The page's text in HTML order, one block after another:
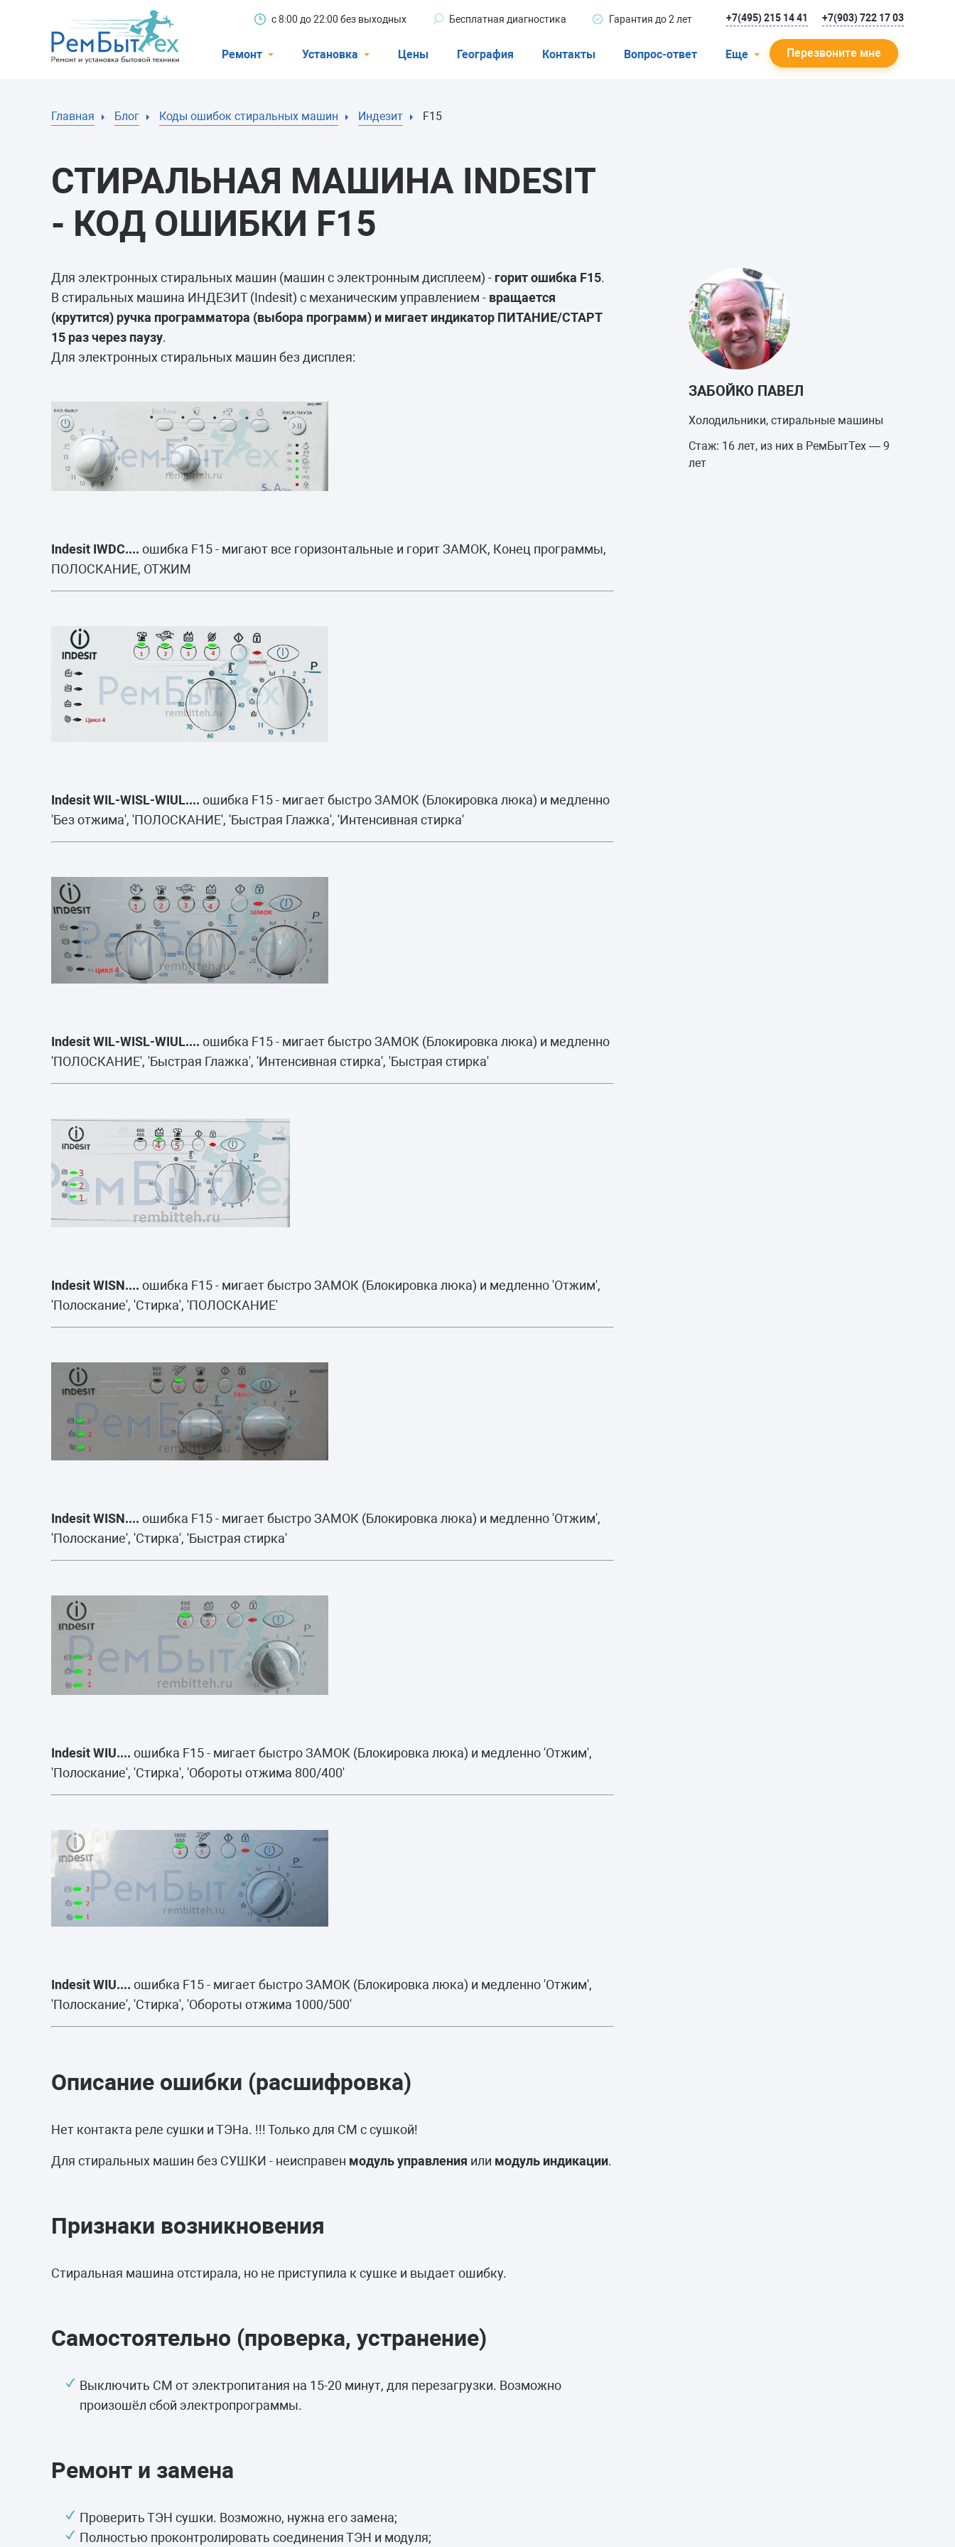
с 8:00 до 22:00 без выходных Бесплатная диагностика Гарантия до 2 лет +7(495) 215 14 41 +7(903) 722 17 03
Ремонт
Стиральные машины
Телевизоры
Варочные панели
Духовные шкафы
Морозильные камеры
Установка
Посудомоечные машины
Цены География Контакты Вопрос-ответ Еще Перезвоните мне
Главная Блог Коды ошибок стиральных машин Индезит F15
СТИРАЛЬНАЯ МАШИНА INDESIT
- КОД ОШИБКИ F15
ЗАБОЙКО ПАВЕЛ
Холодильники, стиральные машины
Стаж: 16 лет, из них в РемБытТех — 9
лет
Для электронных стиральных машин (машин с электронным дисплеем) - горит ошибка F15.
В стиральных машина ИНДЕЗИТ (Indesit) с механическим управлением - вращается
(крутится) ручка программатора (выбора программ) и мигает индикатор ПИТАНИЕ/СТАРТ
15 раз через паузу.
Для электронных стиральных машин без дисплея:
Indesit IWDC.... ошибка F15 - мигают все горизонтальные и горит ЗАМОК, Конец программы,
ПОЛОСКАНИЕ, ОТЖИМ
Indesit WIL-WISL-WIUL.... ошибка F15 - мигает быстро ЗАМОК (Блокировка люка) и медленно
'Без отжима', 'ПОЛОСКАНИЕ', 'Быстрая Глажка', 'Интенсивная стирка'
Indesit WIL-WISL-WIUL.... ошибка F15 - мигает быстро ЗАМОК (Блокировка люка) и медленно
'ПОЛОСКАНИЕ', 'Быстрая Глажка', 'Интенсивная стирка', 'Быстрая стирка'
Indesit WISN.... ошибка F15 - мигает быстро ЗАМОК (Блокировка люка) и медленно 'Отжим',
'Полоскание', 'Стирка', 'ПОЛОСКАНИЕ'
Indesit WISN.... ошибка F15 - мигает быстро ЗАМОК (Блокировка люка) и медленно 'Отжим',
'Полоскание', 'Стирка', 'Быстрая стирка'
Indesit WIU.... ошибка F15 - мигает быстро ЗАМОК (Блокировка люка) и медленно 'Отжим',
'Полоскание', 'Стирка', 'Обороты отжима 800/400'
Indesit WIU.... ошибка F15 - мигает быстро ЗАМОК (Блокировка люка) и медленно 'Отжим',
'Полоскание', 'Стирка', 'Обороты отжима 1000/500'
Описание ошибки (расшифровка)
Нет контакта реле сушки и ТЭНа. !!! Только для СМ с сушкой!
Для стиральных машин без СУШКИ - неисправен модуль управления или модуль индикации.
Признаки возникновения
Стиральная машина отстирала, но не приступила к сушке и выдает ошибку.
Самостоятельно (проверка, устранение)
Выключить СМ от электропитания на 15-20 минут, для перезагрузки. Возможно
произошёл сбой электропрограммы.
Ремонт и замена
Проверить ТЭН сушки. Возможно, нужна его замена;
Полностью проконтролировать соединения ТЭН и модуля;